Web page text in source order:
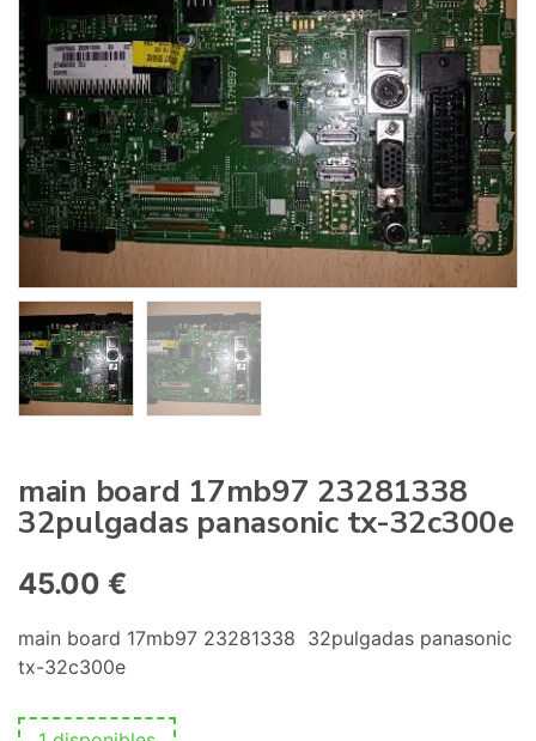
main board 17mb97 23281338
32pulgadas panasonic tx-32c300e
45.00 €
main board 17mb97 23281338 32pulgadas panasonic
tx-32c300e